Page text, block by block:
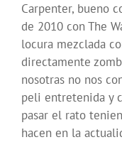
Carpenter, bueno
de 2010 con The
locura mezclada
directamente
nosotras no nos
peli entretenida y
pasar el rato
hacen en la